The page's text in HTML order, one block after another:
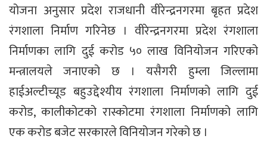
योजना अनुसार प्रदेश राजधानी वीरेन्द्रनगरमा बृहत प्रदेश
रंगशाला निर्माण गरिनेछ । वीरेन्द्रनगरमा प्रदेश रंगशाला
निर्माणका लागि दुई करोड ५० लाख विनियोजन गरिएको
मन्त्रालयले जनाएको छ । यसैगरी हुम्ला जिल्लामा
हाईअल्टीच्यूड बहुउद्देश्यीय रंगशाला निर्माणको लागि दुई
करोड, कालीकोटको रास्कोटमा रंगशाला निर्माणको लागि
एक करोड बजेट सरकारले विनियोजन गरेको छ ।